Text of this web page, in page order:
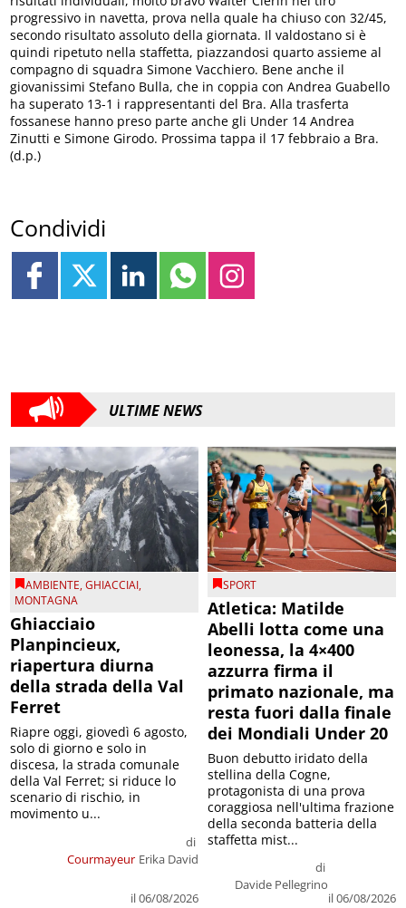
progressivo in navetta, prova nella quale ha chiuso con 32/45,
secondo risultato assoluto della giornata. Il valdostano si è
quindi ripetuto nella staffetta, piazzandosi quarto assieme al
compagno di squadra Simone Vacchiero. Bene anche il
giovanissimi Stefano Bulla, che in coppia con Andrea Guabello
ha superato 13-1 i rappresentanti del Bra. Alla trasferta
fossanese hanno preso parte anche gli Under 14 Andrea
Zinutti e Simone Girodo. Prossima tappa il 17 febbraio a Bra.
(d.p.)
Condividi
ULTIME NEWS
AMBIENTE,GHIACCIAI,
MONTAGNA
Ghiacciaio
Planpincieux,
riapertura diurna
della strada della Val
Ferret
Courmayeur
di
Erika David
il 06/08/2026
Riapre oggi, giovedì 6 agosto,
solo di giorno e solo in
discesa, la strada comunale
della Val Ferret; si riduce lo
scenario di rischio, in
movimento u...
SPORT
Atletica: Matilde
Abelli lotta come una
leonessa, la 4×400
azzurra firma il
primato nazionale, ma
resta fuori dalla finale
dei Mondiali Under 20
di
Davide Pellegrino
il 06/08/2026
Buon debutto iridato della
stellina della Cogne,
protagonista di una prova
coraggiosa nell'ultima frazione
della seconda batteria della
staffetta mist...